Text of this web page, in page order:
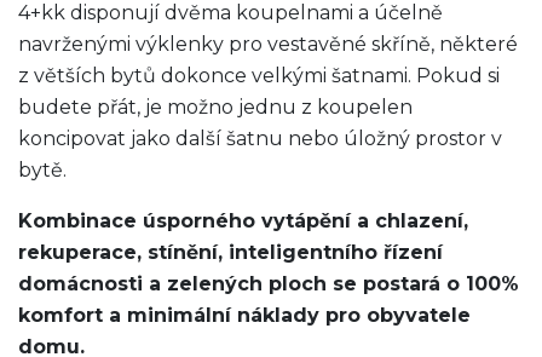
4+kk disponují dvěma koupelnami a účelně
navrženými výklenky pro vestavěné skříně, některé
z větších bytů dokonce velkými šatnami. Pokud si
budete přát, je možno jednu z koupelen
koncipovat jako další šatnu nebo úložný prostor v
bytě.
Kombinace úsporného vytápění a chlazení,
rekuperace, stínění, inteligentního řízení
domácnosti a zelených ploch se postará o 100%
komfort a minimální náklady pro obyvatele
domu.